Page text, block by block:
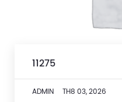
11275
ADMIN TH8 03, 2026